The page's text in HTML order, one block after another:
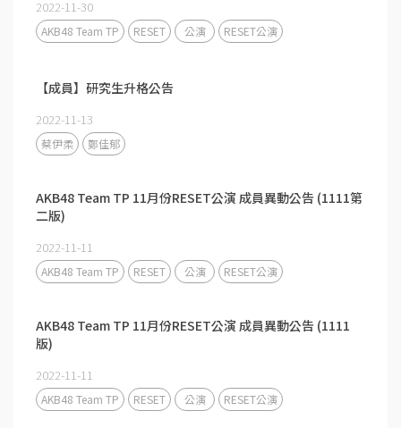
2022-11-30
AKB48 Team TP RESET 公演 RESET公演
【成員】研究生升格公告
2022-11-13
蔡伊柔 鄭佳郁
AKB48 Team TP 11月份RESET公演 成員異動公告 (1111第
二版)
2022-11-11
AKB48 Team TP RESET 公演 RESET公演
AKB48 Team TP 11月份RESET公演 成員異動公告 (1111
版)
2022-11-11
AKB48 Team TP RESET 公演 RESET公演